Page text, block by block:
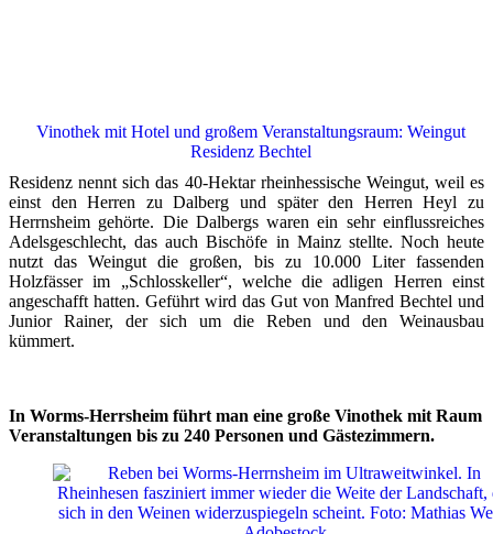
Vinothek mit Hotel und großem Veranstaltungsraum: Weingut
Residenz Bechtel
Residenz nennt sich das 40-Hektar rheinhessische Weingut, weil es
einst den Herren zu Dalberg und später den Herren Heyl zu
Herrnsheim gehörte. Die Dalbergs waren ein sehr einflussreiches
Adelsgeschlecht, das auch Bischöfe in Mainz stellte. Noch heute
nutzt das Weingut die großen, bis zu 10.000 Liter fassenden
Holzfässer im „Schlosskeller“, welche die adligen Herren einst
angeschafft hatten. Geführt wird das Gut von Manfred Bechtel und
Junior Rainer, der sich um die Reben und den Weinausbau
kümmert.
In Worms-Herrsheim führt man eine große Vinothek mit Raum
Veranstaltungen bis zu 240 Personen und Gästezimmern.